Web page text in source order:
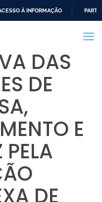
À INFORMAÇÃO
DAS
DE
E
PELA
DE